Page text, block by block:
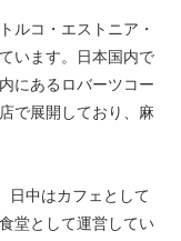
ルコ・エストニア・
います。日本国内で
にあるロバーツコー
で展開しており、麻
日中はカフェとして
堂として運営してい